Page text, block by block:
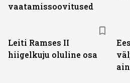
vaatamissoovitused
Leiti Ramses II
hiigelkuju oluline osa